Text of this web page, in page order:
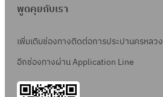
พูดคุยกับเรา
เพิ่มเติมช่องทางติดต่อการประปานครหลวง
อีกช่องทางผ่าน Application Line